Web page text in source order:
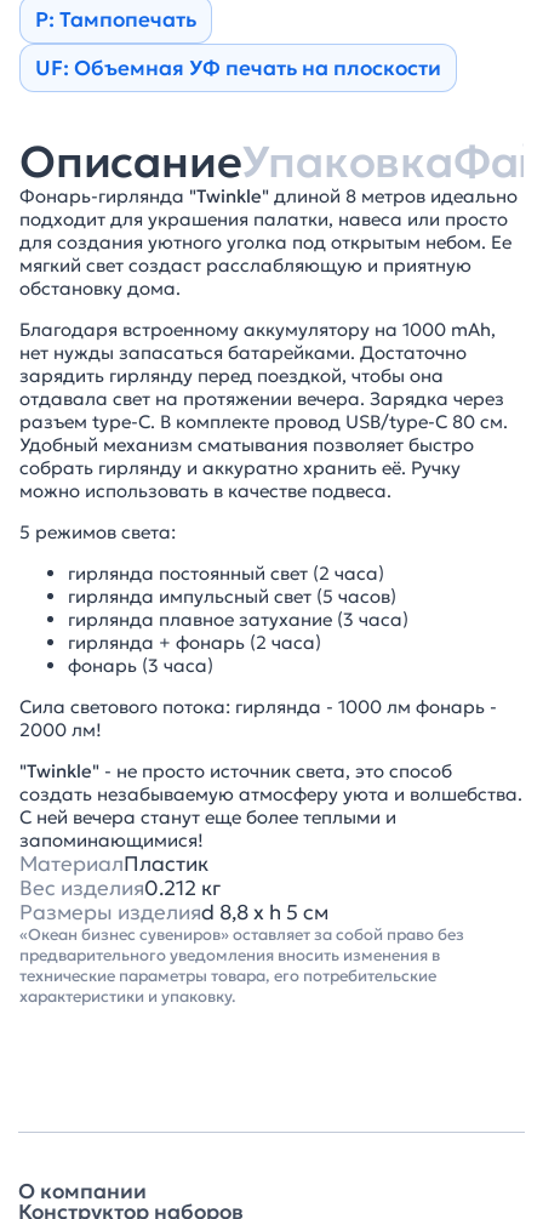
Р: Тампопечать
UF: Объемная УФ печать на плоскости
ОписаниеУпаковка
Фонарь-гирлянда "Twinkle" длиной 8 метров идеально
подходит для украшения палатки, навеса или просто
для создания уютного уголка под открытым небом. Ее
мягкий свет создаст расслабляющую и приятную
обстановку дома.
Благодаря встроенному аккумулятору на 1000 mAh,
нет нужды запасаться батарейками. Достаточно
зарядить гирлянду перед поездкой, чтобы она
отдавала свет на протяжении вечера. Зарядка через
разъем type-C. В комплекте провод USB/type-C 80 см.
Удобный механизм сматывания позволяет быстро
собрать гирлянду и аккуратно хранить её. Ручку
можно использовать в качестве подвеса.
5 режимов света:
гирлянда постоянный свет (2 часа)
гирлянда импульсный свет (5 часов)
гирлянда плавное затухание (3 часа)
гирлянда + фонарь (2 часа)
фонарь (3 часа)
Сила светового потока: гирлянда - 1000 лм фонарь -
2000 лм!
"Twinkle" - не просто источник света, это способ
создать незабываемую атмосферу уюта и волшебства.
С ней вечера станут еще более теплыми и
запоминающимися!
МатериалПластик
Вес изделия0.212 кг
Размеры изделияd 8,8 х h 5 см
«Океан бизнес сувениров» оставляет за собой право без
предварительного уведомления вносить изменения в
технические параметры товара, его потребительские
характеристики и упаковку.
О компании
Конструктор наборов